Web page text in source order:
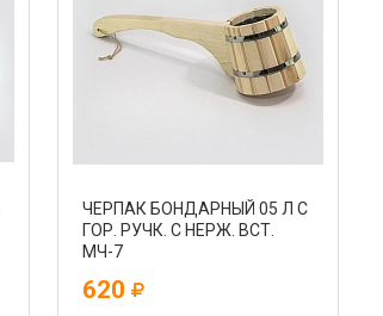
ЧЕРПАК БОНДАРНЫЙ 05 Л С
ГОР. РУЧК. С НЕРЖ. ВСТ.
МЧ-7
620